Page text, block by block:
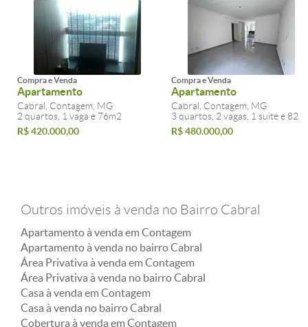
Compra e Venda
Apartamento
Cabral, Contagem, MG
2 quartos, 1 vaga e 76m2
R$ 420.000,00
Compra e Venda
Apartamento
Cabral, Contagem, MG
3 quartos, 2 vagas, 1 suite e
R$ 480.000,00
Outros imóveis à venda no Bairro Cabral
Apartamento à venda em Contagem
Apartamento à venda no bairro Cabral
Área Privativa à venda em Contagem
Área Privativa à venda no bairro Cabral
Casa à venda em Contagem
Casa à venda no bairro Cabral
Cobertura à venda em Contagem